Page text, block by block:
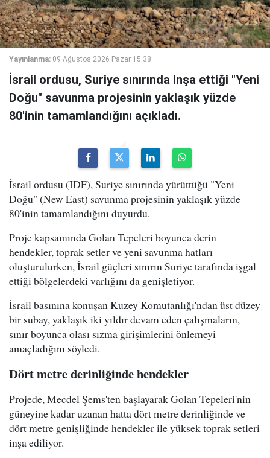
Yayınlanma: 09 Ağustos 2026 Pazar 15:38
İsrail ordusu, Suriye sınırında inşa ettiği "Yeni
Doğu" savunma projesinin yaklaşık yüzde
80'inin tamamlandığını açıkladı.
İsrail ordusu (IDF), Suriye sınırında yürüttüğü "Yeni
Doğu" (New East) savunma projesinin yaklaşık yüzde
80'inin tamamlandığını duyurdu.
Proje kapsamında Golan Tepeleri boyunca derin
hendekler, toprak setler ve yeni savunma hatları
oluşturulurken, İsrail güçleri sınırın Suriye tarafında işgal
ettiği bölgelerdeki varlığını da genişletiyor.
İsrail basınına konuşan Kuzey Komutanlığı'ndan üst düzey
bir subay, yaklaşık iki yıldır devam eden çalışmaların,
sınır boyunca olası sızma girişimlerini önlemeyi
amaçladığını söyledi.
Dört metre derinliğinde hendekler
Projede, Mecdel Şems'ten başlayarak Golan Tepeleri'nin
güneyine kadar uzanan hatta dört metre derinliğinde ve
dört metre genişliğinde hendekler ile yüksek toprak setleri
inşa ediliyor.